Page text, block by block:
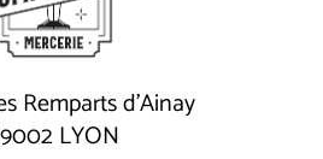
Remparts d'Ainay
LYON